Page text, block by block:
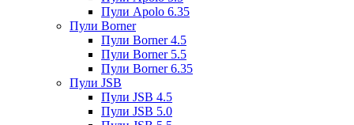
Пули Apolo 6.35
Пули Borner
Пули Borner 4.5
Пули Borner 5.5
Пули Borner 6.35
Пули JSB
Пули JSB 4.5
Пули JSB 5.0